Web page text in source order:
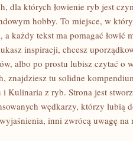
dla których łowienie ryb jest
hobby. To miejsce, w
a każdy tekst ma pomagać łowić
inspiracji, chcesz
albo po prostu lubisz czytać o
znajdziesz tu solidne
i Kulinaria z ryb. Strona jest
wędkarzy, którzy lubią
inni zwrócą uwagę